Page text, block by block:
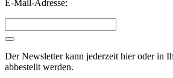
E-Mail-Adresse:
Der Newsletter kann jederzeit hier oder in
abbestellt werden.